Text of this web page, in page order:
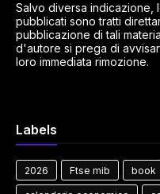
Salvo diversa indicazione,
pubblicati sono tratti
pubblicazione di tali
d'autore si prega di
loro immediata rimozione.
Labels
2026 Ftse mib book